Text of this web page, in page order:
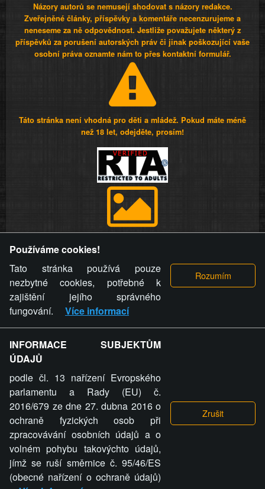
Názory autorů se nemusejí shodovat s názory redakce.
Zveřejněné články, příspěvky a komentáře necenzurujeme a
neneseme za ně odpovědnost. Jestliže považujete některý z
příspěvků za porušení autorských práv či jinak poškozující vaše
osobní práva oznamte nám to přes kontaktní formulář.
Táto stránka není vhodná pro děti a mládež. Pokud máte méně
než 18 let, odejděte, prosím!
videa a komentáře. Osoba, které se toto opatření provozovatele
stránky týče, ani osoba, která umístila fotografii nebo video na
stránku, nemůže z důvodu odstranění fotografie, videa nebo
komentáře pro výše uvedenou okolnost uplatnit vůči
provozovateli stránky žádný nárok na náhradu škody nebo
nemajetkové újmy.
ZVRÁCENÝ.CZ - Svět není zvrácenej. To jen
ty lidi...
ZVRÁCENÝ.CZ
PRAVIDLA A PODMÍNKY GDPR
Používáme cookies!
Tato stránka používá pouze
nezbytné cookies, potřebné k
zajištění jejího správného
fungování.
Více informací
INFORMACE SUBJEKTŮM
ÚDAJŮ
podle čl. 13 nařízení Evropského
parlamentu a Rady (EU) č.
2016/679 ze dne 27. dubna 2016 o
ochraně fyzických osob při
zpracovávání osobních údajů a o
volném pohybu takovýchto údajů,
jímž se ruší směrnice č. 95/46/ES
(obecné nařízení o ochraně údajů)